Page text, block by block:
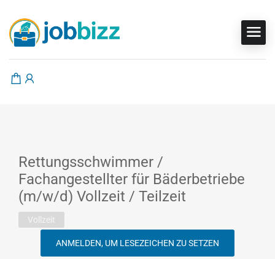
Rettungsschwimmer /
Fachangestellter für Bäderbetriebe
(m/w/d) Vollzeit / Teilzeit
Vollzeit
ANMELDEN, UM LESEZEICHEN ZU SETZEN